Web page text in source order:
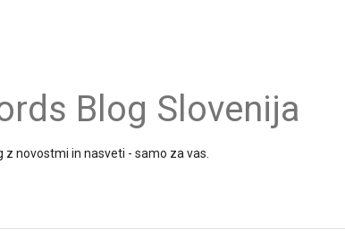
Blog Slovenija
z novostmi in nasveti - samo za vas.